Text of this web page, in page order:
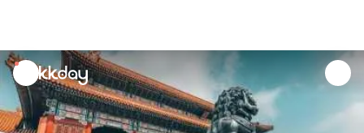
unread
notifications